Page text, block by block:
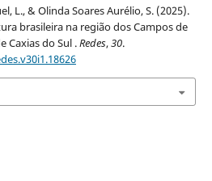
L., & Olinda Soares Aurélio, S. (2025).
brasileira na região dos Campos de
Caxias do Sul .Redes,30.